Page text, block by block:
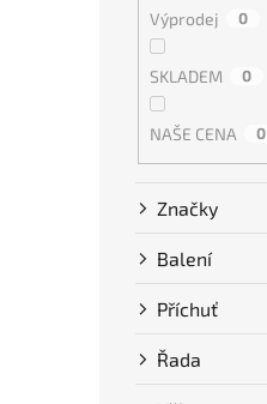
Výprodej 0
SKLADEM 0
NAŠE CENA 0
Značky
Balení
Příchuť
Řada